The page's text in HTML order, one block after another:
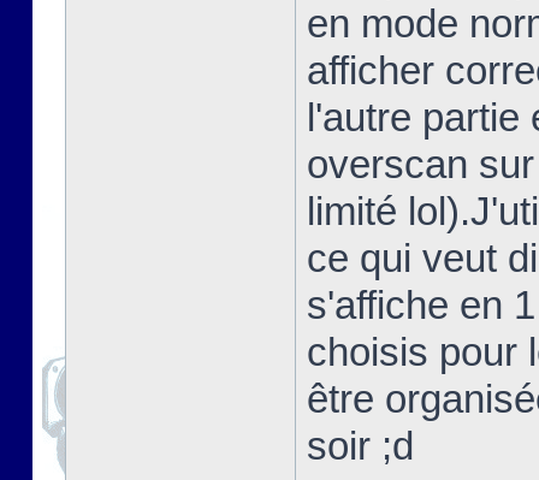
en mode
afficher
l'autre partie
overscan
limité
ce qui veut
s'affiche en
choisis pour
être
soir ;d